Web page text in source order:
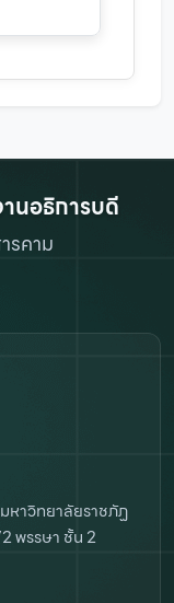
นอธิการบดี
รคาม
มหาวิทยาลัยราชภัฏ
พรรษา ชั้น 2